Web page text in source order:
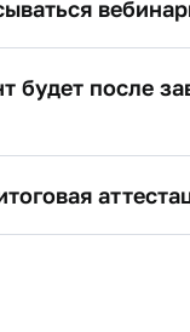
будет после